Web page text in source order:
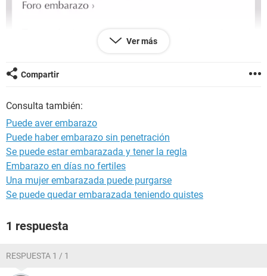
Ver más
Compartir
Consulta también:
Puede aver embarazo
Puede haber embarazo sin penetración
Se puede estar embarazada y tener la regla
Embarazo en días no fertiles
Una mujer embarazada puede purgarse
Se puede quedar embarazada teniendo quistes
1 respuesta
RESPUESTA 1 / 1